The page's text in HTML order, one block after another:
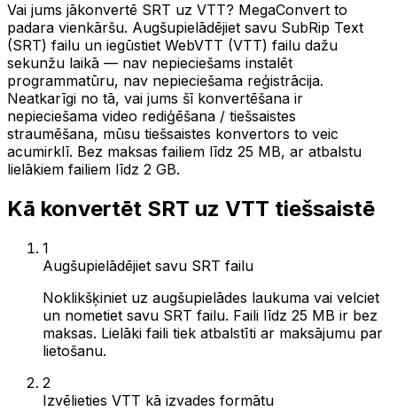
Vai jums jākonvertē SRT uz VTT? MegaConvert to
padara vienkāršu. Augšupielādējiet savu SubRip Text
(SRT) failu un iegūstiet WebVTT (VTT) failu dažu
sekunžu laikā — nav nepieciešams instalēt
programmatūru, nav nepieciešama reģistrācija.
Neatkarīgi no tā, vai jums šī konvertēšana ir
nepieciešama video rediģēšana / tiešsaistes
straumēšana, mūsu tiešsaistes konvertors to veic
acumirklī. Bez maksas failiem līdz 25 MB, ar atbalstu
lielākiem failiem līdz 2 GB.
Kā konvertēt SRT uz VTT tiešsaistē
1
Augšupielādējiet savu SRT failu
Noklikšķiniet uz augšupielādes laukuma vai velciet
un nometiet savu SRT failu. Faili līdz 25 MB ir bez
maksas. Lielāki faili tiek atbalstīti ar maksājumu par
lietošanu.
2
Izvēlieties VTT kā izvades formātu